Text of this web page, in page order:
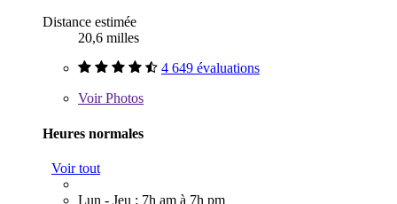
Distance estimée
20,6 milles
4 649 évaluations
VoirPhotos
Heures normales
Voir tout
Lun - Jeu : 7h am à 7h pm